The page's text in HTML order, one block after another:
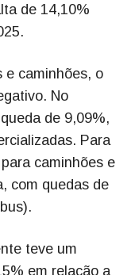
de 14,10%
e caminhões, o
No
de 9,09%,
Para
caminhões e
com quedas de
teve um
em relação a